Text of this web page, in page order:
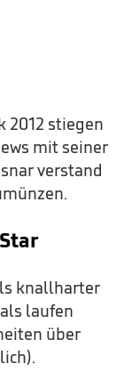
2012 stiegen
mit seiner
verstand
knallharter
laufen
über